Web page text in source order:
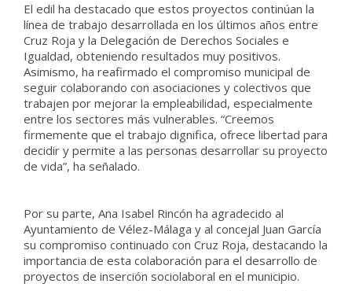
El edil ha destacado que estos proyectos continúan la
línea de trabajo desarrollada en los últimos años entre
Cruz Roja y la Delegación de Derechos Sociales e
Igualdad, obteniendo resultados muy positivos.
Asimismo, ha reafirmado el compromiso municipal de
seguir colaborando con asociaciones y colectivos que
trabajen por mejorar la empleabilidad, especialmente
entre los sectores más vulnerables. “Creemos
firmemente que el trabajo dignifica, ofrece libertad para
decidir y permite a las personas desarrollar su proyecto
de vida”, ha señalado.
Por su parte, Ana Isabel Rincón ha agradecido al
Ayuntamiento de Vélez-Málaga y al concejal Juan García
su compromiso continuado con Cruz Roja, destacando la
importancia de esta colaboración para el desarrollo de
proyectos de inserción sociolaboral en el municipio.